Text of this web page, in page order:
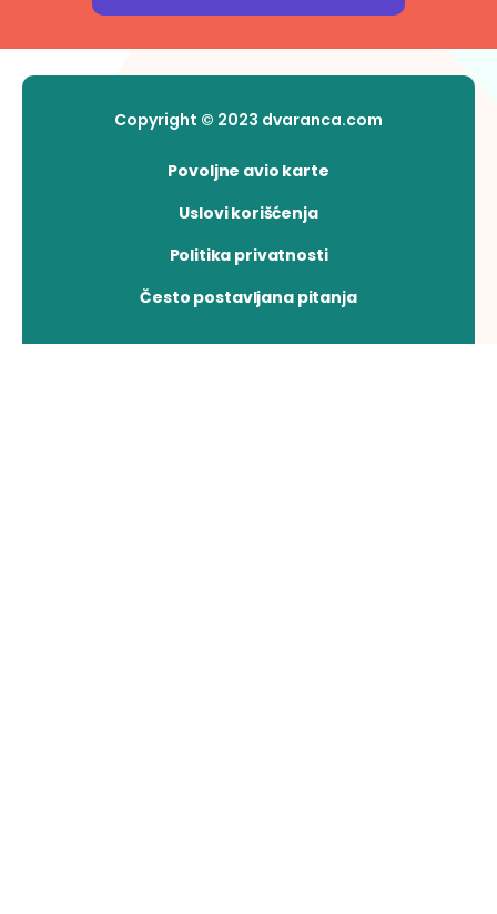
Copyright © 2023 dvaranca.com
Povoljne avio karte
Uslovi korišćenja
Politika privatnosti
Često postavljana pitanja